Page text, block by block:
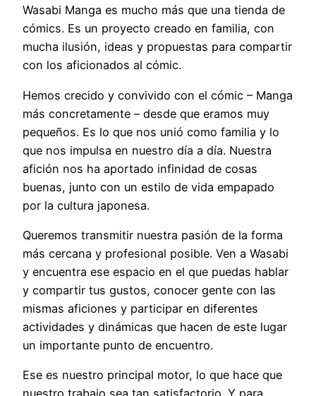
Wasabi Manga es mucho más que una tienda de
cómics. Es un proyecto creado en familia, con
mucha ilusión, ideas y propuestas para compartir
con los aficionados al cómic.
Hemos crecido y convivido con el cómic – Manga
más concretamente – desde que eramos muy
pequeños. Es lo que nos unió como familia y lo
que nos impulsa en nuestro día a día. Nuestra
afición nos ha aportado infinidad de cosas
buenas, junto con un estilo de vida empapado
por la cultura japonesa.
Queremos transmitir nuestra pasión de la forma
más cercana y profesional posible. Ven a Wasabi
y encuentra ese espacio en el que puedas hablar
y compartir tus gustos, conocer gente con las
mismas aficiones y participar en diferentes
actividades y dinámicas que hacen de este lugar
un importante punto de encuentro.
Ese es nuestro principal motor, lo que hace que